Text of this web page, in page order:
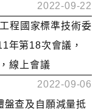
2022-09-22
程國家標準技術委
年第18次會議，
線上會議
2022-09-06
盤查及自願減量抵